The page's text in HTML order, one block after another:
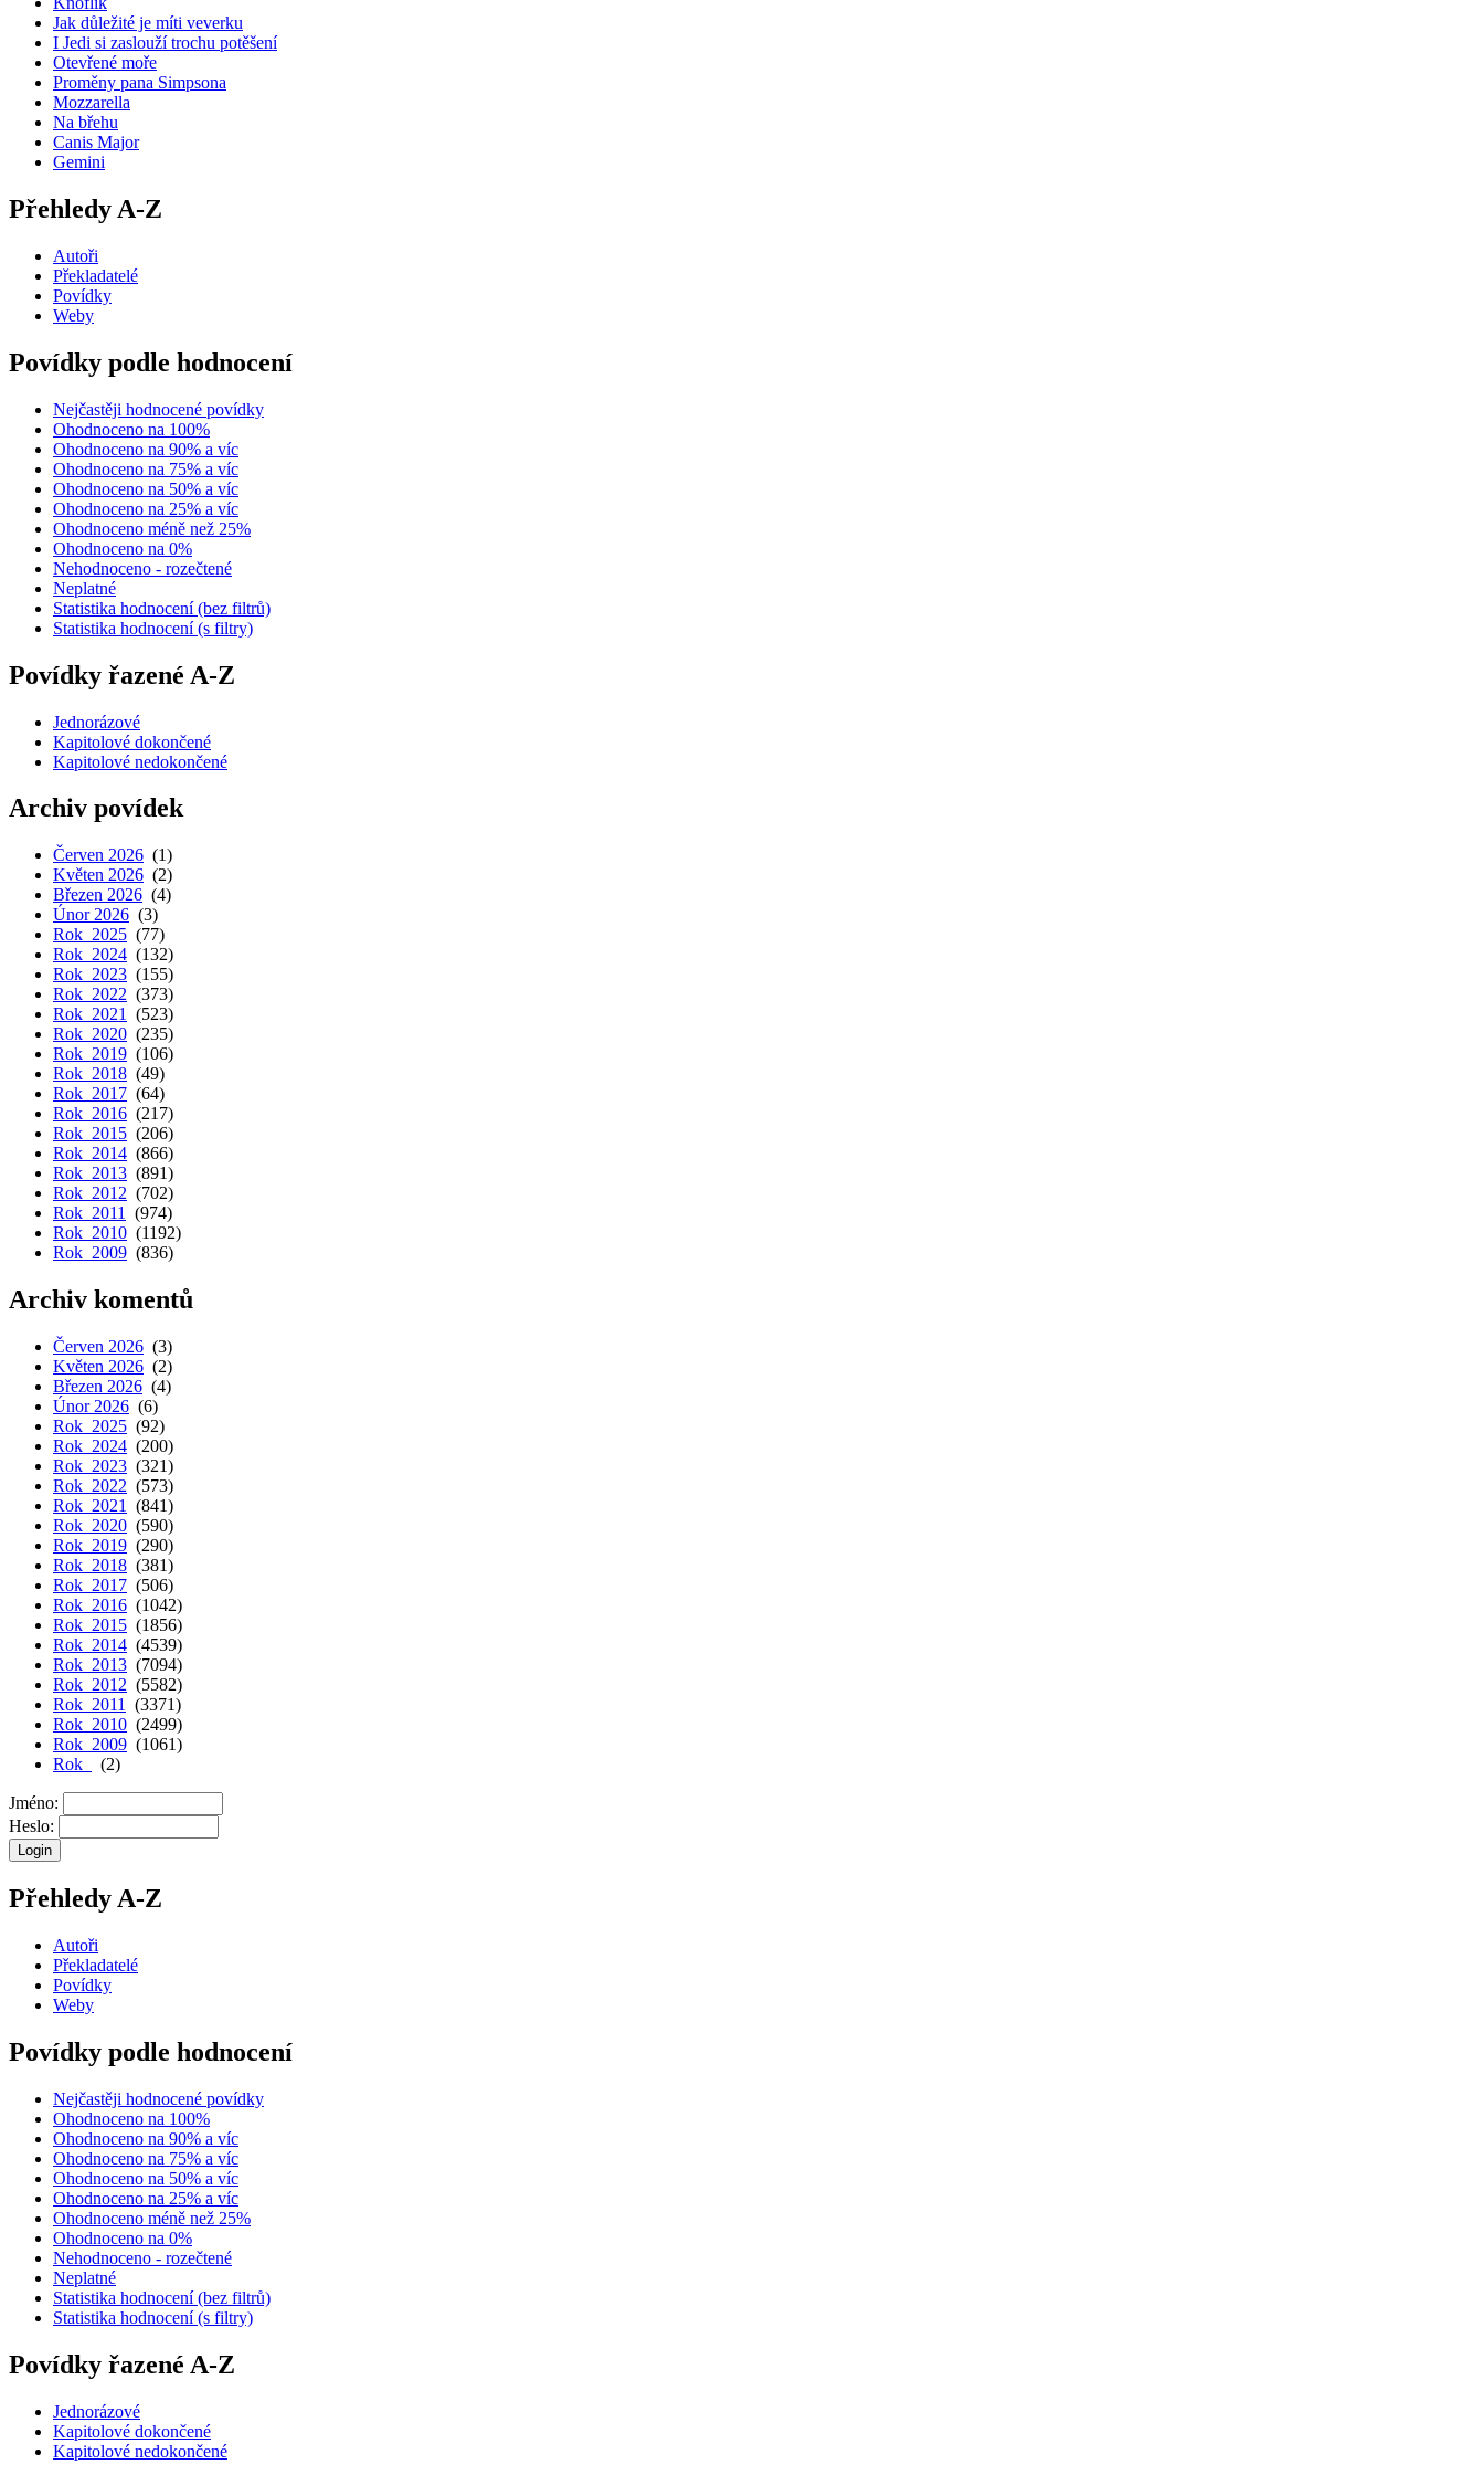
Jak důležité je míti veverku
I Jedi si zaslouží trochu potěšení
Otevřené moře
Proměny pana Simpsona
Mozzarella
Na břehu
Canis Major
Gemini
Přehledy A-Z
Autoři
Překladatelé
Povídky
Weby
Povídky podle hodnocení
Nejčastěji hodnocené povídky
Ohodnoceno na 100%
Ohodnoceno na 90% a víc
Ohodnoceno na 75% a víc
Ohodnoceno na 50% a víc
Ohodnoceno na 25% a víc
Ohodnoceno méně než 25%
Ohodnoceno na 0%
Nehodnoceno - rozečtené
Neplatné
Statistika hodnocení (bez filtrů)
Statistika hodnocení (s filtry)
Povídky řazené A-Z
Jednorázové
Kapitolové dokončené
Kapitolové nedokončené
Archiv povídek
Červen 2026 (1)
Květen 2026 (2)
Březen 2026 (4)
Únor 2026 (3)
Rok 2025 (77)
Rok 2024 (132)
Rok 2023 (155)
Rok 2022 (373)
Rok 2021
(523)
Rok 2020 (235)
Rok 2019 (106)
Rok 2018 (49)
Rok 2017 (64)
Rok 2016 (217)
Rok 2015 (206)
Rok 2014 (866)
Rok 2013 (891)
Rok 2012 (702)
Rok 2011
(974)
Rok 2010 (1192)
Rok 2009 (836)
Archiv komentů
Červen 2026 (3)
Květen 2026 (2)
Březen 2026 (4)
Únor 2026 (6)
Rok 2025 (92)
Rok 2024 (200)
Rok 2023 (321)
Rok 2022 (573)
Rok 2021
(841)
Rok 2020 (590)
Rok 2019 (290)
Rok 2018 (381)
Rok 2017 (506)
Rok 2016 (1042)
Rok 2015 (1856)
Rok 2014 (4539)
Rok 2013 (7094)
Rok 2012 (5582)
Rok 2011
(3371)
Rok 2010 (2499)
Rok 2009 (1061)
Rok
(2)
Jméno:
Heslo:
Přehledy A-Z
Autoři
Překladatelé
Povídky
Weby
Povídky podle hodnocení
Nejčastěji hodnocené povídky
Ohodnoceno na 100%
Ohodnoceno na 90% a víc
Ohodnoceno na 75% a víc
Ohodnoceno na 50% a víc
Ohodnoceno na 25% a víc
Ohodnoceno méně než 25%
Ohodnoceno na 0%
Nehodnoceno - rozečtené
Neplatné
Statistika hodnocení (bez filtrů)
Statistika hodnocení (s filtry)
Povídky řazené A-Z
Jednorázové
Kapitolové dokončené
Kapitolové nedokončené